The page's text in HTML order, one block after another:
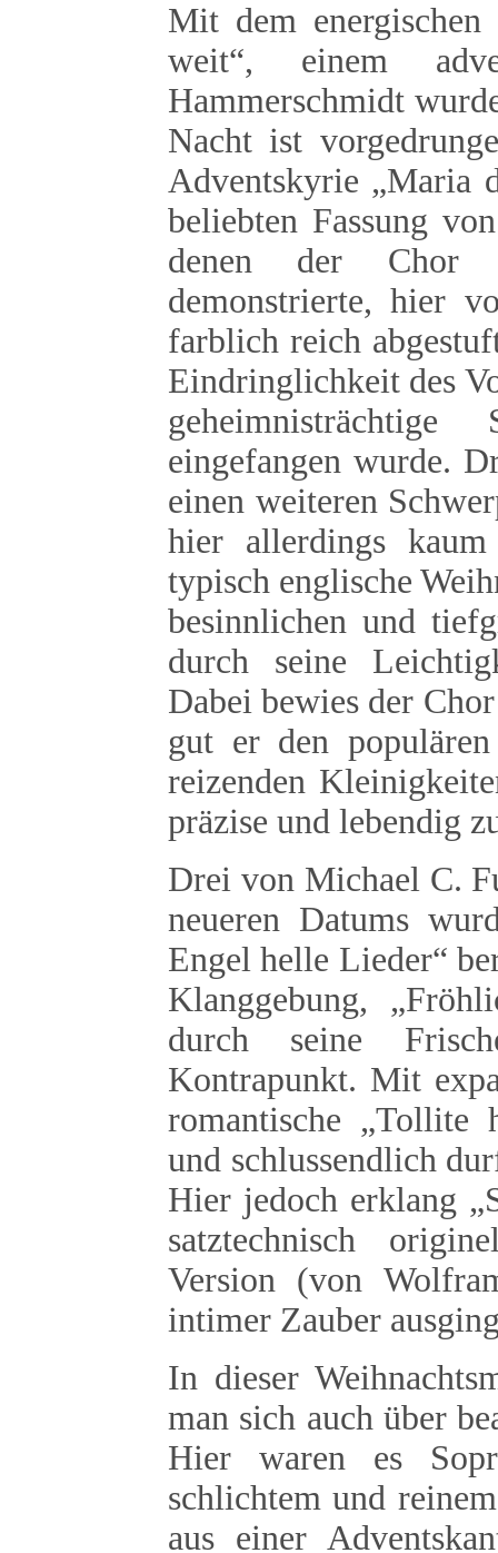
Mit dem
weit“, einem
Hammerschmidt
Nacht ist
Adventskyrie „Maria
beliebten Fassung
denen der Chor
demonstrierte, hier
farblich reich
Eindringlichkeit des
eingefangen wurde.
einen weiteren
hier allerdings
typisch englische
besinnlichen und
durch seine
Dabei bewies der
gut er den
reizenden
präzise und lebendig
Drei von Michael C.
neueren Datums
Engel helle Lieder“
Klanggebung,
durch seine
Kontrapunkt. Mit
romantische „Tollite
und schlussendlich
Hier jedoch erklang
satztechnisch
Version (von
intimer Zauber
In dieser
man sich auch über
Hier waren es
schlichtem und
aus einer